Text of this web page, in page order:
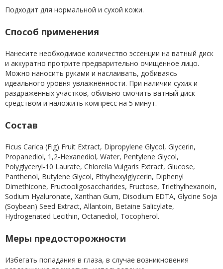
Подходит для нормальной и сухой кожи.
Способ применения
Нанесите необходимое количество эссенции на ватный диск
и аккуратно протрите предварительно очищенное лицо.
Можно наносить руками и наслаивать, добиваясь
идеального уровня увлажнённости. При наличии сухих и
раздраженных участков, обильно смочить ватный диск
средством и наложить компресс на 5 минут.
Состав
Ficus Carica (Fig) Fruit Extract, Dipropylene Glycol, Glycerin,
Propanediol, 1,2-Hexanediol, Water, Pentylene Glycol,
Polyglyceryl-10 Laurate, Chlorella Vulgaris Extract, Glucose,
Panthenol, Butylene Glycol, Ethylhexylglycerin, Diphenyl
Dimethicone, Fructooligosaccharides, Fructose, Triethylhexanoin,
Sodium Hyaluronate, Xanthan Gum, Disodium EDTA, Glycine Soja
(Soybean) Seed Extract, Allantoin, Betaine Salicylate,
Hydrogenated Lecithin, Octanediol, Tocopherol.
Меры предосторожности
Избегать попадания в глаза, в случае возникновения